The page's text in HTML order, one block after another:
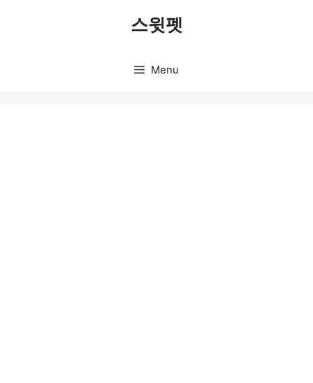
스윗펫
Menu